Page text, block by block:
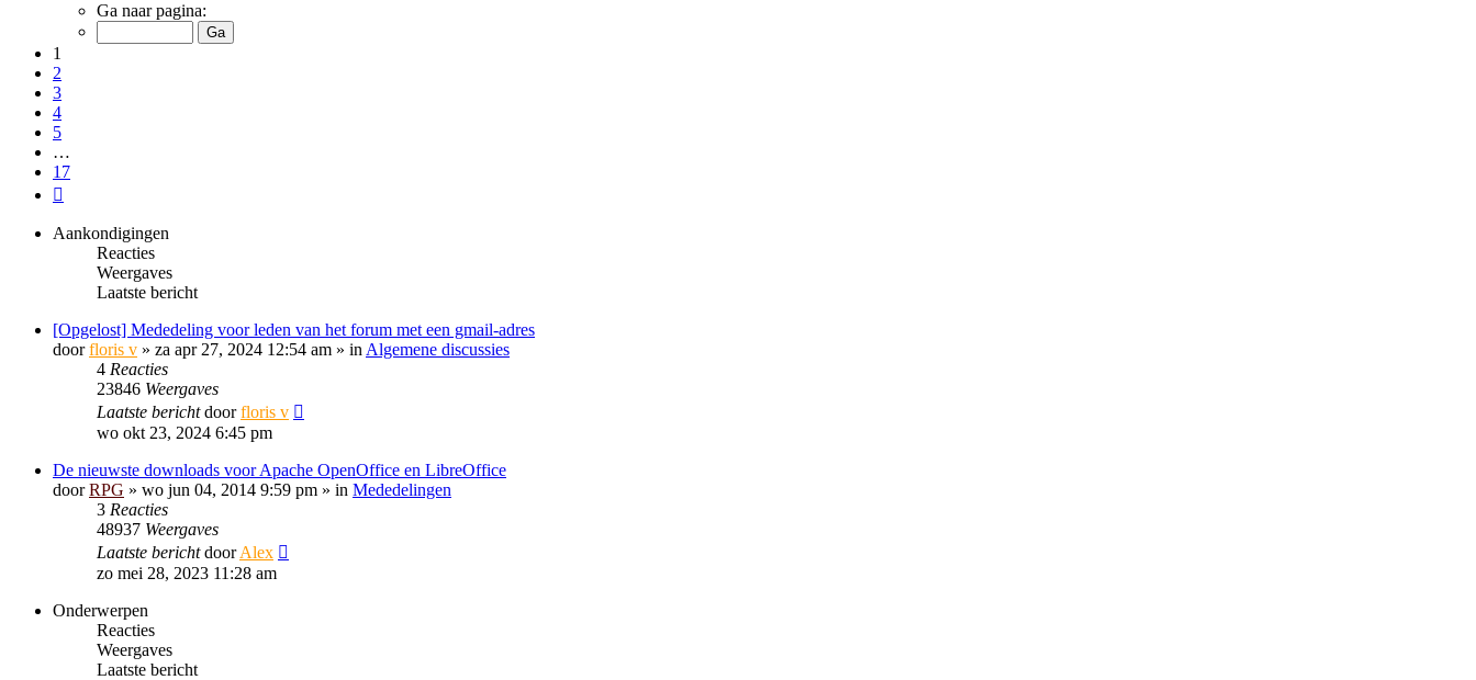
van
Ga naar pagina:
1
2
3
4
5
…
17
Aankondigingen
Reacties
Weergaves
Laatste bericht
[Opgelost] Mededeling voor leden van het forum met een gmail-adres
doorfloris v » za apr 27, 2024 12:54 am » in Algemene discussies
4 Reacties
23846 Weergaves
Laatste berichtdoorfloris v
wo okt 23, 2024 6:45 pm
De nieuwste downloads voor Apache OpenOffice en LibreOffice
doorRPG » wo jun 04, 2014 9:59 pm » in Mededelingen
3 Reacties
48937 Weergaves
Laatste berichtdoorAlex
zo mei 28, 2023 11:28 am
Onderwerpen
Reacties
Weergaves
Laatste bericht